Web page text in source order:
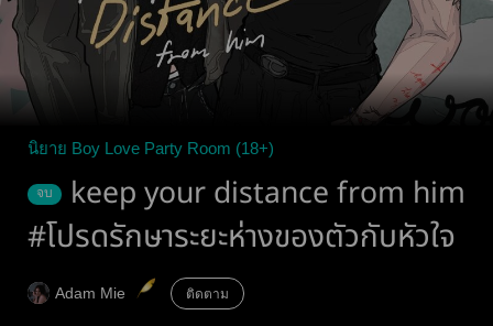
นิยาย Boy Love Party Room (18+)
จบ
keep your distance from him
#โปรดรักษาระยะห่างของตัวกับหัวใจ
Adam Mie ติดตาม